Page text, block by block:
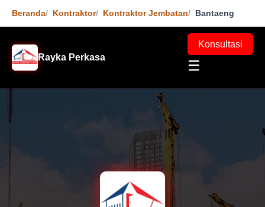
Beranda Kontraktor Kontraktor Jembatan Bantaeng
Rayka Perkasa
Konsultasi
☰